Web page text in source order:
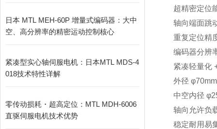
日本 MTL MEH-60P 增量式编码器：大中
空、高分辨率的精密运动控制核心
紧凑型实心轴伺服电机：日本MTL MDS-4
018技术特性详解
零传动损耗・超高定位：MTL MDH-6006
直驱伺服电机技术优势
超精密定位
轴向端面跳
重复定位精
编码器分辨
紧凑轻量化
外径
中空内径
轴向允许负
稳定耐用易